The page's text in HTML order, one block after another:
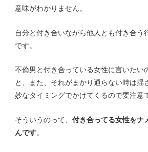
意味がわかりません。
自分と付き合いながら他人とも付き合う
です。
不倫男と付き合っている女性に言いたい
と、また、それがまかり通らない時は揺
妙なタイミングでかけてくるので要注意
そういうのって、 付き合ってる女性をナ
んです。